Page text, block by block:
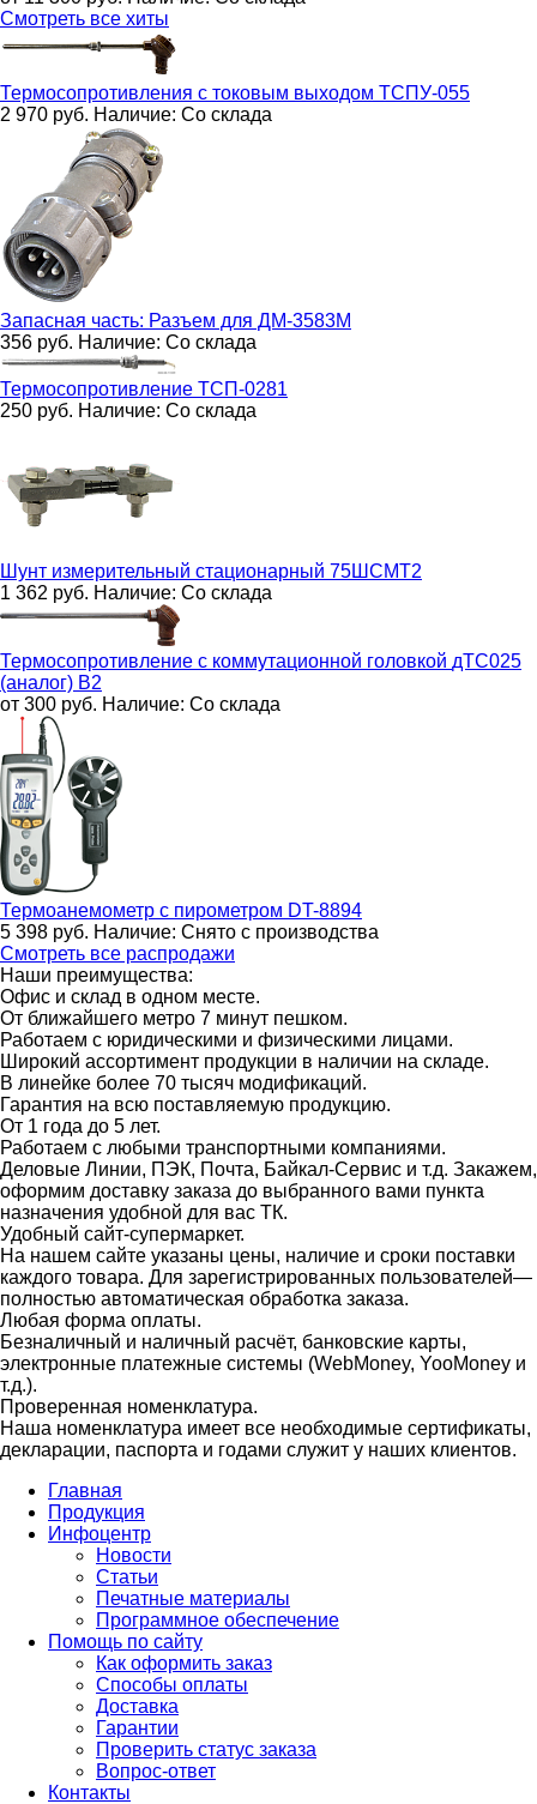
Смотреть все хиты
Термосопротивления с токовым выходом ТСПУ-055
2 970 руб. Наличие: Со склада
Запасная часть: Разъем для ДМ-3583М
356 руб. Наличие: Со склада
Термосопротивление ТСП-0281
250 руб. Наличие: Со склада
Шунт измерительный стационарный 75ШСМТ2
1 362 руб. Наличие: Со склада
Термосопротивление с коммутационной головкой дТС025
(аналог) В2
от 300 руб. Наличие: Со склада
Термоанемометр с пирометром DT-8894
5 398 руб. Наличие: Снято с производства
Смотреть все распродажи
Наши преимущества:
Офис и склад в одном месте.
От ближайшего метро 7 минут пешком.
Работаем с юридическими и физическими лицами.
Широкий ассортимент продукции в наличии на складе.
В линейке более 70 тысяч модификаций.
Гарантия на всю поставляемую продукцию.
От 1 года до 5 лет.
Работаем с любыми транспортными компаниями.
Деловые Линии, ПЭК, Почта, Байкал-Сервис и т.д. Закажем,
оформим доставку заказа до выбранного вами пункта
назначения удобной для вас ТК.
Удобный сайт-супермаркет.
На нашем сайте указаны цены, наличие и сроки поставки
каждого товара. Для зарегистрированных пользователей—
полностью автоматическая обработка заказа.
Любая форма оплаты.
Безналичный и наличный расчёт, банковские карты,
электронные платежные системы (WebMoney, YooMoney и
т.д.).
Проверенная номенклатура.
Наша номенклатура имеет все необходимые сертификаты,
декларации, паспорта и годами служит у наших клиентов.
Главная
Продукция
Инфоцентр
Новости
Статьи
Печатные материалы
Программное обеспечение
Помощь по сайту
Как оформить заказ
Способы оплаты
Доставка
Гарантии
Проверить статус заказа
Вопрос-ответ
Контакты